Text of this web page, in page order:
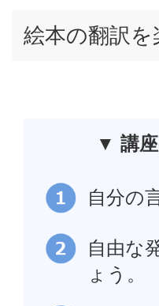
絵本の翻訳を
▼ 講
自分の
自由な
ょう。